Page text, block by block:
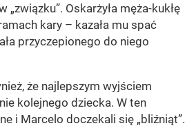
Oskarżyła męża-kukłę
kary – kazała mu spać
przyczepionego do niego
że najlepszym wyjściem
kolejnego dziecka. W ten
i Marcelo doczekali się „bliźniąt”.